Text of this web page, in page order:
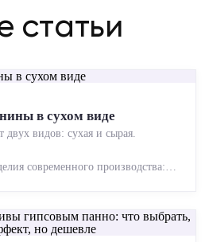
статьи
в сухом виде
двух видов: сухая и сырая.
современного производства: